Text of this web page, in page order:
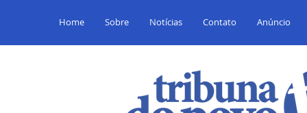
Home Sobre Notícias Contato Anúncio